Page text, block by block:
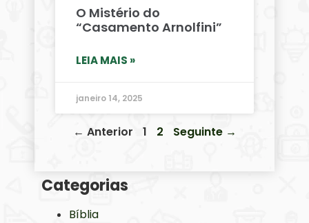
O Mistério do
“Casamento Arnolfini”
LEIA MAIS »
janeiro 14, 2025
← Anterior 1 2 Seguinte →
Categorias
Bíblia